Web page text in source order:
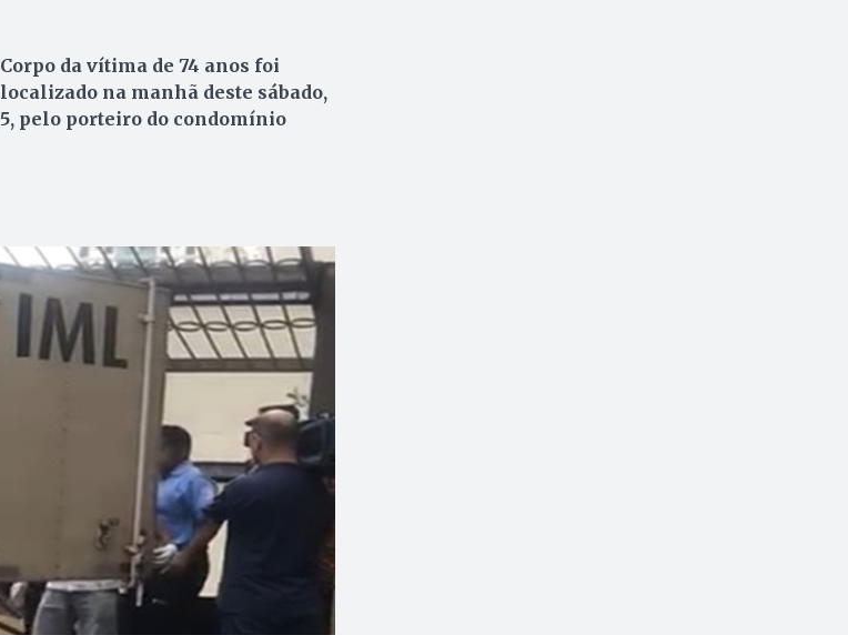
Corpo da vítima de 74 anos foi
localizado na manhã deste sábado,
5, pelo porteiro do condomínio